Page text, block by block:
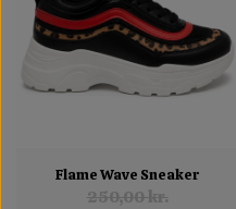
Flame Wave Sneaker
250,00 kr.